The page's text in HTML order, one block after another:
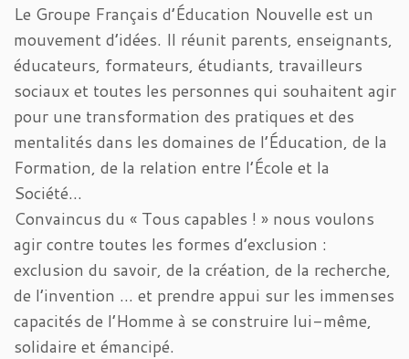
Le Groupe Français d’Éducation Nouvelle est un
mouvement d’idées. Il réunit parents, enseignants,
éducateurs, formateurs, étudiants, travailleurs
sociaux et toutes les personnes qui souhaitent agir
pour une transformation des pratiques et des
mentalités dans les domaines de l’Éducation, de la
Formation, de la relation entre l’École et la
Société…
Convaincus du « Tous capables ! » nous voulons
agir contre toutes les formes d’exclusion :
exclusion du savoir, de la création, de la recherche,
de l’invention … et prendre appui sur les immenses
capacités de l’Homme à se construire lui-même,
solidaire et émancipé.